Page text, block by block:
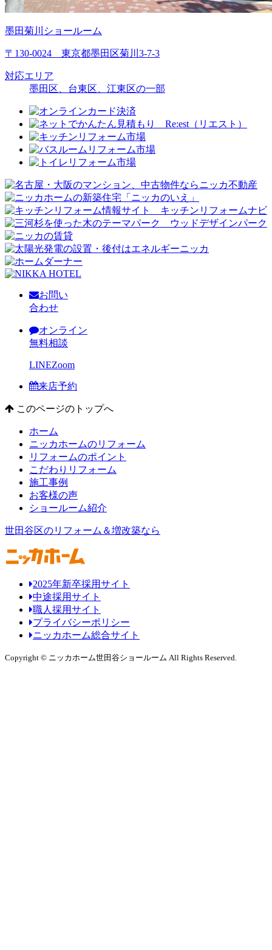
墨田菊川ショールーム
〒130-0024 東京都墨田区菊川3-7-3
対応エリア
墨田区、台東区、江東区の一部
お問い
合わせ
オンライン
無料相談
LINEZoom
来店予約
このページのトップへ
ホーム
ニッカホームのリフォーム
リフォームのポイント
こだわりリフォーム
施工事例
お客様の声
ショールーム紹介
世田谷区のリフォーム＆増改築なら
2025年新卒採用サイト
中途採用サイト
職人採用サイト
プライバシーポリシー
ニッカホーム総合サイト
Copyright © ニッカホーム世田谷ショールーム All Rights Reserved.